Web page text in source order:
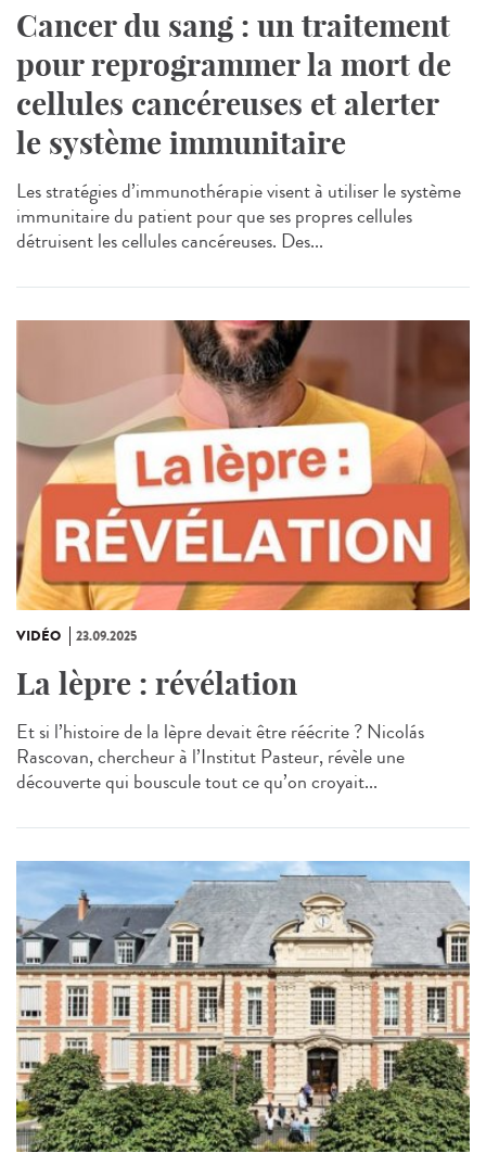
Cancer du sang : un traitement
pour reprogrammer la mort de
cellules cancéreuses et alerter
le système immunitaire
Les stratégies d’immunothérapie visent à utiliser le système
immunitaire du patient pour que ses propres cellules
détruisent les cellules cancéreuses. Des...
VIDÉO 23.09.2025
La lèpre : révélation
Et si l’histoire de la lèpre devait être réécrite ? Nicolás
Rascovan, chercheur à l’Institut Pasteur, révèle une
découverte qui bouscule tout ce qu’on croyait...